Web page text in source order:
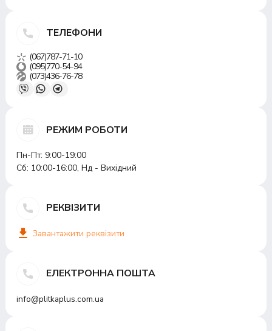
ТЕЛЕФОНИ
(067)787-71-10
(095)770-54-94
(073)436-76-78
РЕЖИМ РОБОТИ
Пн-Пт: 9:00-19:00
Сб: 10:00-16:00, Нд - Вихідний
РЕКВІЗИТИ
Завантажити реквізити
ЕЛЕКТРОННА ПОШТА
info@plitkaplus.com.ua